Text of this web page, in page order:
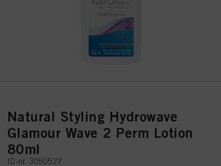
Natural Styling Hydrowave
Glamour Wave 2 Perm Lotion
80ml
ID-nr. 3050527